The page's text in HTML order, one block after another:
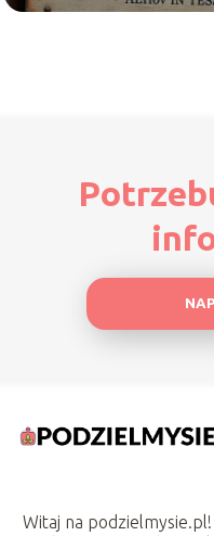
Witaj na